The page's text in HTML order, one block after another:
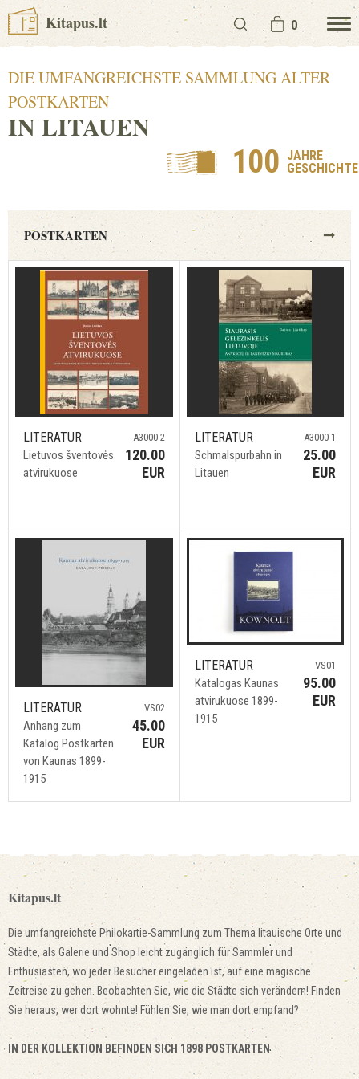
Kitapus.lt 0
DIE UMFANGREICHSTE SAMMLUNG ALTER
POSTKARTEN
IN LITAUEN
100 JAHRE
GESCHICHTE
POSTKARTEN
LITERATUR
Lietuvos šventovės
atvirukuose
A3000-2
120.00
EUR
LITERATUR
Schmalspurbahn in
Litauen
A3000-1
25.00
EUR
LITERATUR
Anhang zum
Katalog Postkarten
von Kaunas 1899-
1915
VS02
45.00
EUR
LITERATUR
Katalogas Kaunas
atvirukuose 1899-
1915
VS01
95.00
EUR
Kitapus.lt
Die umfangreichste Philokartie-Sammlung zum Thema litauische Orte und
Städte, als Galerie und Shop leicht zugänglich für Sammler und
Enthusiasten, wo jeder Besucher eingeladen ist, auf eine magische
Zeitreise zu gehen. Beobachten Sie, wie die Städte sich verändern! Finden
Sie heraus, wer dort wohnte! Fühlen Sie, wie man dort empfand?
IN DER KOLLEKTION BEFINDEN SICH 1898 POSTKARTEN